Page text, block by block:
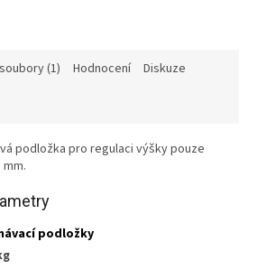
(1) Hodnocení Diskuze
podložka pro regulaci výšky pouze
mm.
podložky